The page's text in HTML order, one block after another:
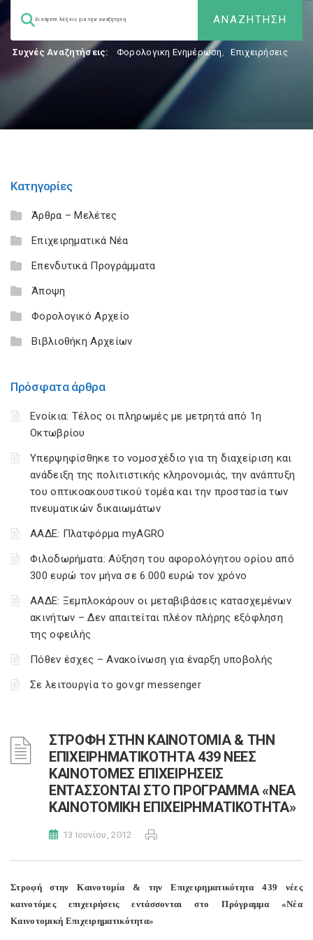
Συχνές Αναζητήσεις: Φορολογικη Ενημέρωση, Επιχειρήσεις
Κατηγορίες
Άρθρα – Μελέτες
Επιχειρηματικά Νέα
Επενδυτικά Προγράμματα
Άποψη
Φορολογικό Αρχείο
Βιβλιοθήκη Αρχείων
Πρόσφατα άρθρα
Ενοίκια: Τέλος οι πληρωμές με μετρητά από 1η
Οκτωβρίου
Υπερψηφίσθηκε το νομοσχέδιο για τη διαχείριση και
ανάδειξη της πολιτιστικής κληρονομιάς, την ανάπτυξη
του οπτικοακουστικού τομέα και την προστασία των
πνευματικών δικαιωμάτων
ΑΑΔΕ: Πλατφόρμα myAGRO
Φιλοδωρήματα: Αύξηση του αφορολόγητου ορίου από
300 ευρώ τον μήνα σε 6.000 ευρώ τον χρόνο
ΑΑΔΕ: Ξεμπλοκάρουν οι μεταβιβάσεις κατασχεμένων
ακινήτων – Δεν απαιτείται πλέον πλήρης εξόφληση
της οφειλής
Πόθεν έσχες – Ανακοίνωση για έναρξη υποβολής
Σε λειτουργία το gov.gr messenger
ΣΤΡΟΦΗ ΣΤΗΝ ΚΑΙΝΟΤΟΜΙΑ & ΤΗΝ
ΕΠΙΧΕΙΡΗΜΑΤΙΚΟΤΗΤΑ 439 ΝΕΕΣ
ΚΑΙΝΟΤΟΜΕΣ ΕΠΙΧΕΙΡΗΣΕΙΣ
ΕΝΤΑΣΣΟΝΤΑΙ ΣΤΟ ΠΡΟΓΡΑΜΜΑ «ΝΕΑ
ΚΑΙΝΟΤΟΜΙΚΗ ΕΠΙΧΕΙΡΗΜΑΤΙΚΟΤΗΤΑ»
13 Ιουνίου, 2012
Στροφή στην Καινοτομία & την Επιχειρηματικότητα 439 νέες
καινοτόμες επιχειρήσεις εντάσσονται στο Πρόγραμμα «Νέα
Καινοτομική Επιχειρηματικότητα»